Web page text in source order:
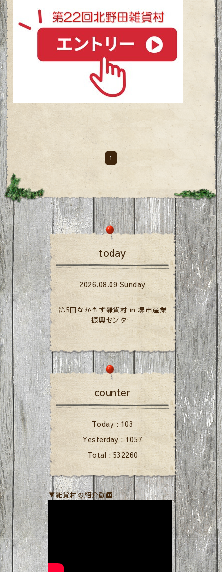
1
today
2026.08.09 Sunday
第5回なかもず雑貨村 in 堺市産業
振興センター
counter
Today : 103
Yesterday : 1057
Total : 532260
▼雑貨村の紹介動画